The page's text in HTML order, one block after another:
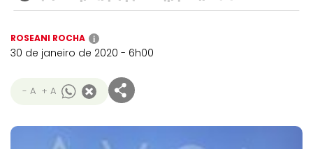
ROSEANI ROCHA i
30 de janeiro de 2020 - 6h00
- A + A